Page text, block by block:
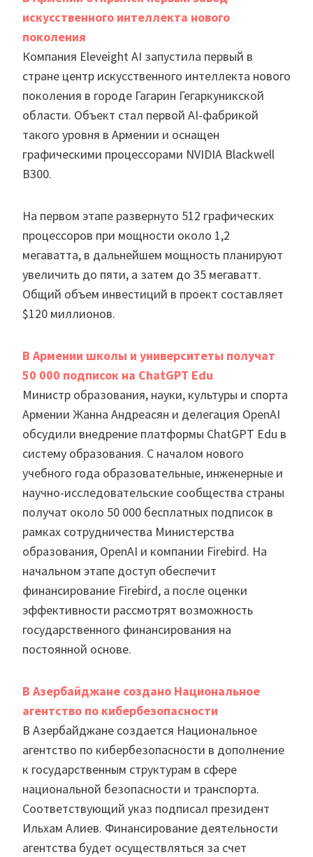
искусственного интеллекта нового
поколения
Компания Eleveight AI запустила первый в
стране центр искусственного интеллекта нового
поколения в городе Гагарин Гегаркуникской
области. Объект стал первой AI-фабрикой
такого уровня в Армении и оснащен
графическими процессорами NVIDIA Blackwell
B300.
На первом этапе развернуто 512 графических
процессоров при мощности около 1,2
мегаватта, в дальнейшем мощность планируют
увеличить до пяти, а затем до 35 мегаватт.
Общий объем инвестиций в проект составляет
$120 миллионов.
В Армении школы и университеты получат
50 000 подписок на ChatGPT Edu
Министр образования, науки, культуры и спорта
Армении Жанна Андреасян и делегация OpenAI
обсудили внедрение платформы ChatGPT Edu в
систему образования. С началом нового
учебного года образовательные, инженерные и
научно-исследовательские сообщества страны
получат около 50 000 бесплатных подписок в
рамках сотрудничества Министерства
образования, OpenAI и компании Firebird. На
начальном этапе доступ обеспечит
финансирование Firebird, а после оценки
эффективности рассмотрят возможность
государственного финансирования на
постоянной основе.
В Азербайджане создано Национальное
агентство по кибербезопасности
В Азербайджане создается Национальное
агентство по кибербезопасности в дополнение
к государственным структурам в сфере
национальной безопасности и транспорта.
Соответствующий указ подписал президент
Ильхам Алиев. Финансирование деятельности
агентства будет осуществляться за счет